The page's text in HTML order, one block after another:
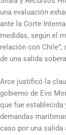
una evaluación
ante la Corte
medidas, según el
relación con
de una salida
Arce justificó la
gobierno de Evo
que fue establecida
demandas
caso por una salida